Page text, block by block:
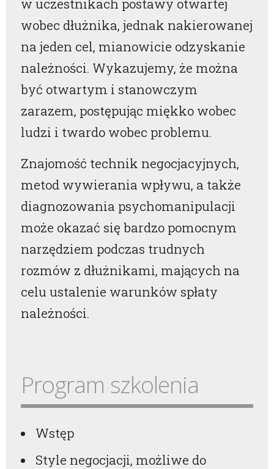
w uczestnikach postawy otwartej
wobec dłużnika, jednak nakierowanej
na jeden cel, mianowicie odzyskanie
należności. Wykazujemy, że można
być otwartym i stanowczym
zarazem, postępując miękko wobec
ludzi i twardo wobec problemu.
Znajomość technik negocjacyjnych,
metod wywierania wpływu, a także
diagnozowania psychomanipulacji
może okazać się bardzo pomocnym
narzędziem podczas trudnych
rozmów z dłużnikami, mających na
celu ustalenie warunków spłaty
należności.
Program szkolenia
Wstęp
Style negocjacji, możliwe do